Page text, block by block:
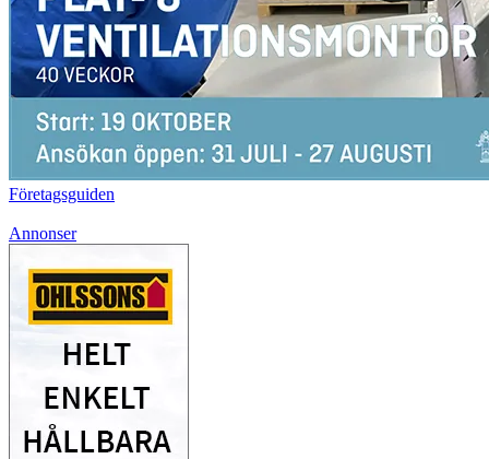
Företagsguiden
Annonser